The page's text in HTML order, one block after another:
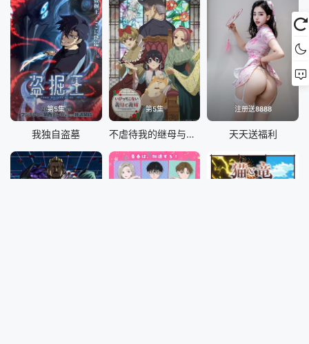
第5集
我独自盗墓
第5集
不虐待我的继母与继姐
注册送8888
天天送福利